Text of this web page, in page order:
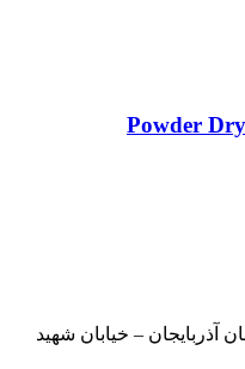
آذربایجان – خیابان شهید